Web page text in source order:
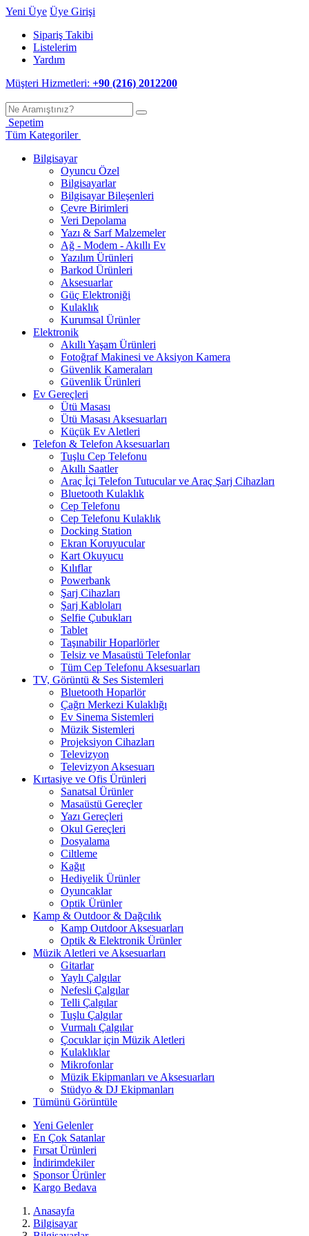
Yeni Üye Üye Girişi
Sipariş Takibi
Listelerim
Yardım
Müşteri Hizmetleri: +90 (216) 2012200
Sepetim
Tüm Kategoriler
Bilgisayar
Oyuncu Özel
Bilgisayarlar
Bilgisayar Bileşenleri
Çevre Birimleri
Veri Depolama
Yazı & Sarf Malzemeler
Ağ - Modem - Akıllı Ev
Yazılım Ürünleri
Barkod Ürünleri
Aksesuarlar
Güç Elektroniği
Kulaklık
Kurumsal Ürünler
Elektronik
Akıllı Yaşam Ürünleri
Fotoğraf Makinesi ve Aksiyon Kamera
Güvenlik Kameraları
Güvenlik Ürünleri
Ev Gereçleri
Ütü Masası
Ütü Masası Aksesuarları
Küçük Ev Aletleri
Telefon & Telefon Aksesuarları
Tuşlu Cep Telefonu
Akıllı Saatler
Araç İçi Telefon Tutucular ve Araç Şarj Cihazları
Bluetooth Kulaklık
Cep Telefonu
Cep Telefonu Kulaklık
Docking Station
Ekran Koruyucular
Kart Okuyucu
Kılıflar
Powerbank
Şarj Cihazları
Şarj Kabloları
Selfie Çubukları
Tablet
Taşınabilir Hoparlörler
Telsiz ve Masaüstü Telefonlar
Tüm Cep Telefonu Aksesuarları
TV, Görüntü & Ses Sistemleri
Bluetooth Hoparlör
Çağrı Merkezi Kulaklığı
Ev Sinema Sistemleri
Müzik Sistemleri
Projeksiyon Cihazları
Televizyon
Televizyon Aksesuarı
Kırtasiye ve Ofis Ürünleri
Sanatsal Ürünler
Masaüstü Gereçler
Yazı Gereçleri
Okul Gereçleri
Dosyalama
Ciltleme
Kağıt
Hediyelik Ürünler
Oyuncaklar
Optik Ürünler
Kamp & Outdoor & Dağcılık
Kamp Outdoor Aksesuarları
Optik & Elektronik Ürünler
Müzik Aletleri ve Aksesuarları
Gitarlar
Yaylı Çalgılar
Nefesli Çalgılar
Telli Çalgılar
Tuşlu Çalgılar
Vurmalı Çalgılar
Çocuklar için Müzik Aletleri
Kulaklıklar
Mikrofonlar
Müzik Ekipmanları ve Aksesuarları
Stüdyo & DJ Ekipmanları
Tümünü Görüntüle
Yeni Gelenler
En Çok Satanlar
Fırsat Ürünleri
İndirimdekiler
Sponsor Ürünler
Kargo Bedava
Anasayfa
Bilgisayar